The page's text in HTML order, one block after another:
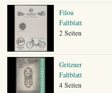
Filou
Faltblatt
2 Seiten
Gritzner
Faltblatt
4 Seiten